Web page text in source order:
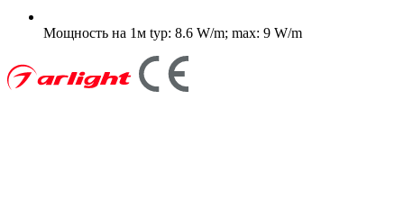
Мощность на 1м typ: 8.6 W/m; max: 9 W/m